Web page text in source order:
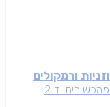
ורמקולים
מכשירים יד 2